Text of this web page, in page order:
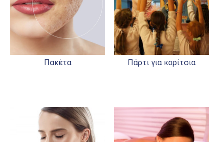
Πακέτα Πάρτι για κορίτσια